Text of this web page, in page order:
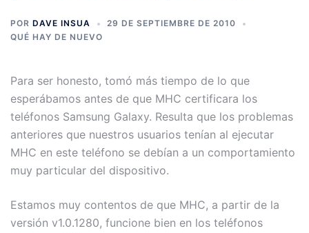
POR DAVE INSUA
29 DE SEPTIEMBRE DE 2010
QUÉ HAY DE NUEVO
Para ser honesto, tomó más tiempo de lo que
esperábamos antes de que MHC certificara los
teléfonos Samsung Galaxy. Resulta que los problemas
anteriores que nuestros usuarios tenían al ejecutar
MHC en este teléfono se debían a un comportamiento
muy particular del dispositivo.
Estamos muy contentos de que MHC, a partir de la
versión v1.0.1280, funcione bien en los teléfonos